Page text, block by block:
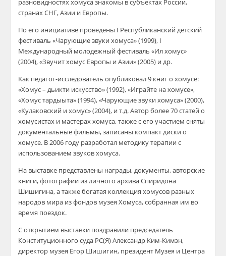
разновидностях хомуса знакомы в субъектах России,
странах СНГ, Азии и Европы.
По его инициативе проведены I Республиканский детский
фестиваль «Чарующие звуки хомуса» (1999), I
Международный молодежный фестиваль «Ил хомус»
(2004), «Звучит хомус Европы и Азии» (2005) и др.
Как педагог-исследователь опубликовал 9 книг о хомусе:
«Хомус – дьикти искусство» (1992), «Играйте на хомусе»,
«Хомус тардыыта» (1994), «Чарующие звуки хомуса» (2000),
«Кулаковский и хомус» (2004), и т.д. Автор более 70 статей о
хомусистах и мастерах хомуса, также с его участием сняты
документальные фильмы, записаны компакт диски о
хомусе. В 2006 году разработал методику терапии с
использованием звуков хомуса.
На выставке представлены награды, документы, авторские
книги, фотографии из личного архива Спиридона
Шишигина, а также богатая коллекция хомусов разных
народов мира из фондов музея Хомуса, собранная им во
время поездок.
С открытием выставки поздравили председатель
Конституционного суда РС(Я) Александр Ким-Кимэн,
директор музея Егор Шишигин, президент Музея и Центра